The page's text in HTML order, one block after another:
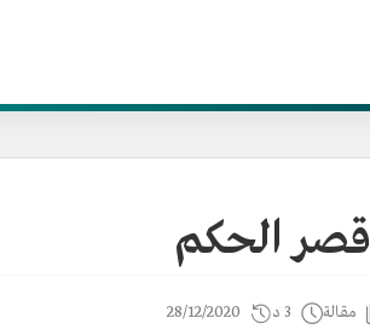
قصر الحكم
مقالة 3 د 28/12/2020